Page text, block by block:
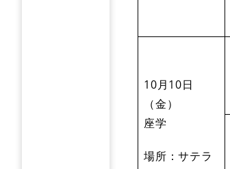
10月10日
（金）
座学
場所：サテラ